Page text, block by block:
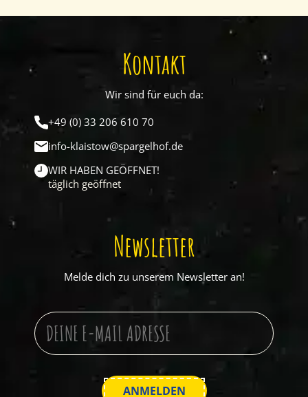
Kontakt
Wir sind für euch da:
+49 (0) 33 206 610 70
info-klaistow@spargelhof.de
WIR HABEN GEÖFFNET!
täglich geöffnet
Newsletter
Melde dich zu unserem Newsletter an!